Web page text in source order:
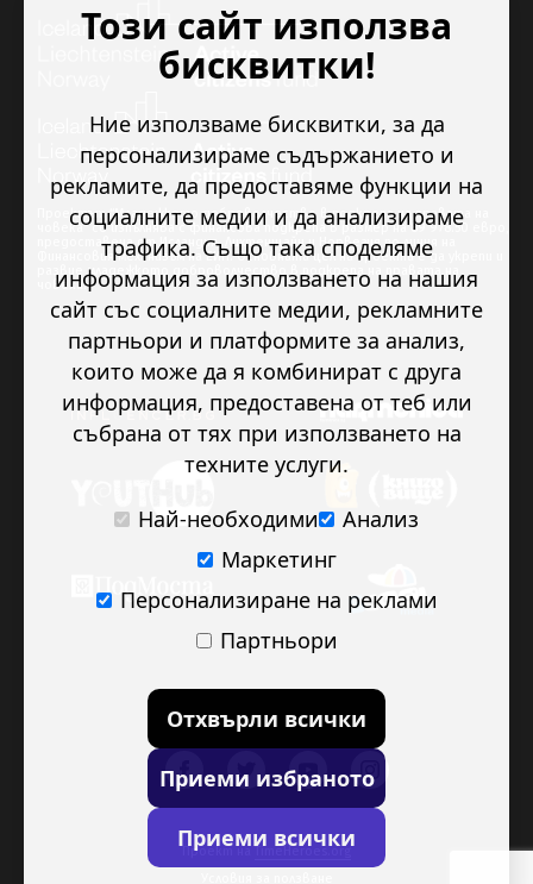
Проектът “Младежкото доброволчество в подкрепа на правата на
човека” се изпълнява с финансова подкрепа в размер на 89 978.50 евро,
предоставена от Исландия, Лихтенщайн и Норвегия по линия на
Финансовия механизъм на ЕИП. Основната цел на проекта е да укрепи и
развие младежкото доброволчество в подкрепа на правата на
човека.
Проект на
Този сайт използва
бисквитки!
Ние използваме бисквитки, за да
персонализираме съдържанието и
рекламите, да предоставяме функции на
социалните медии и да анализираме
трафика. Също така споделяме
информация за използването на нашия
сайт със социалните медии, рекламните
партньори и платформите за анализ,
които може да я комбинират с друга
информация, предоставена от теб или
събрана от тях при използването на
техните услуги.
Най-необходими
Анализ
Маркетинг
Персонализиране на реклами
Партньори
Отхвърли всички
Приеми избраното
Приеми всички